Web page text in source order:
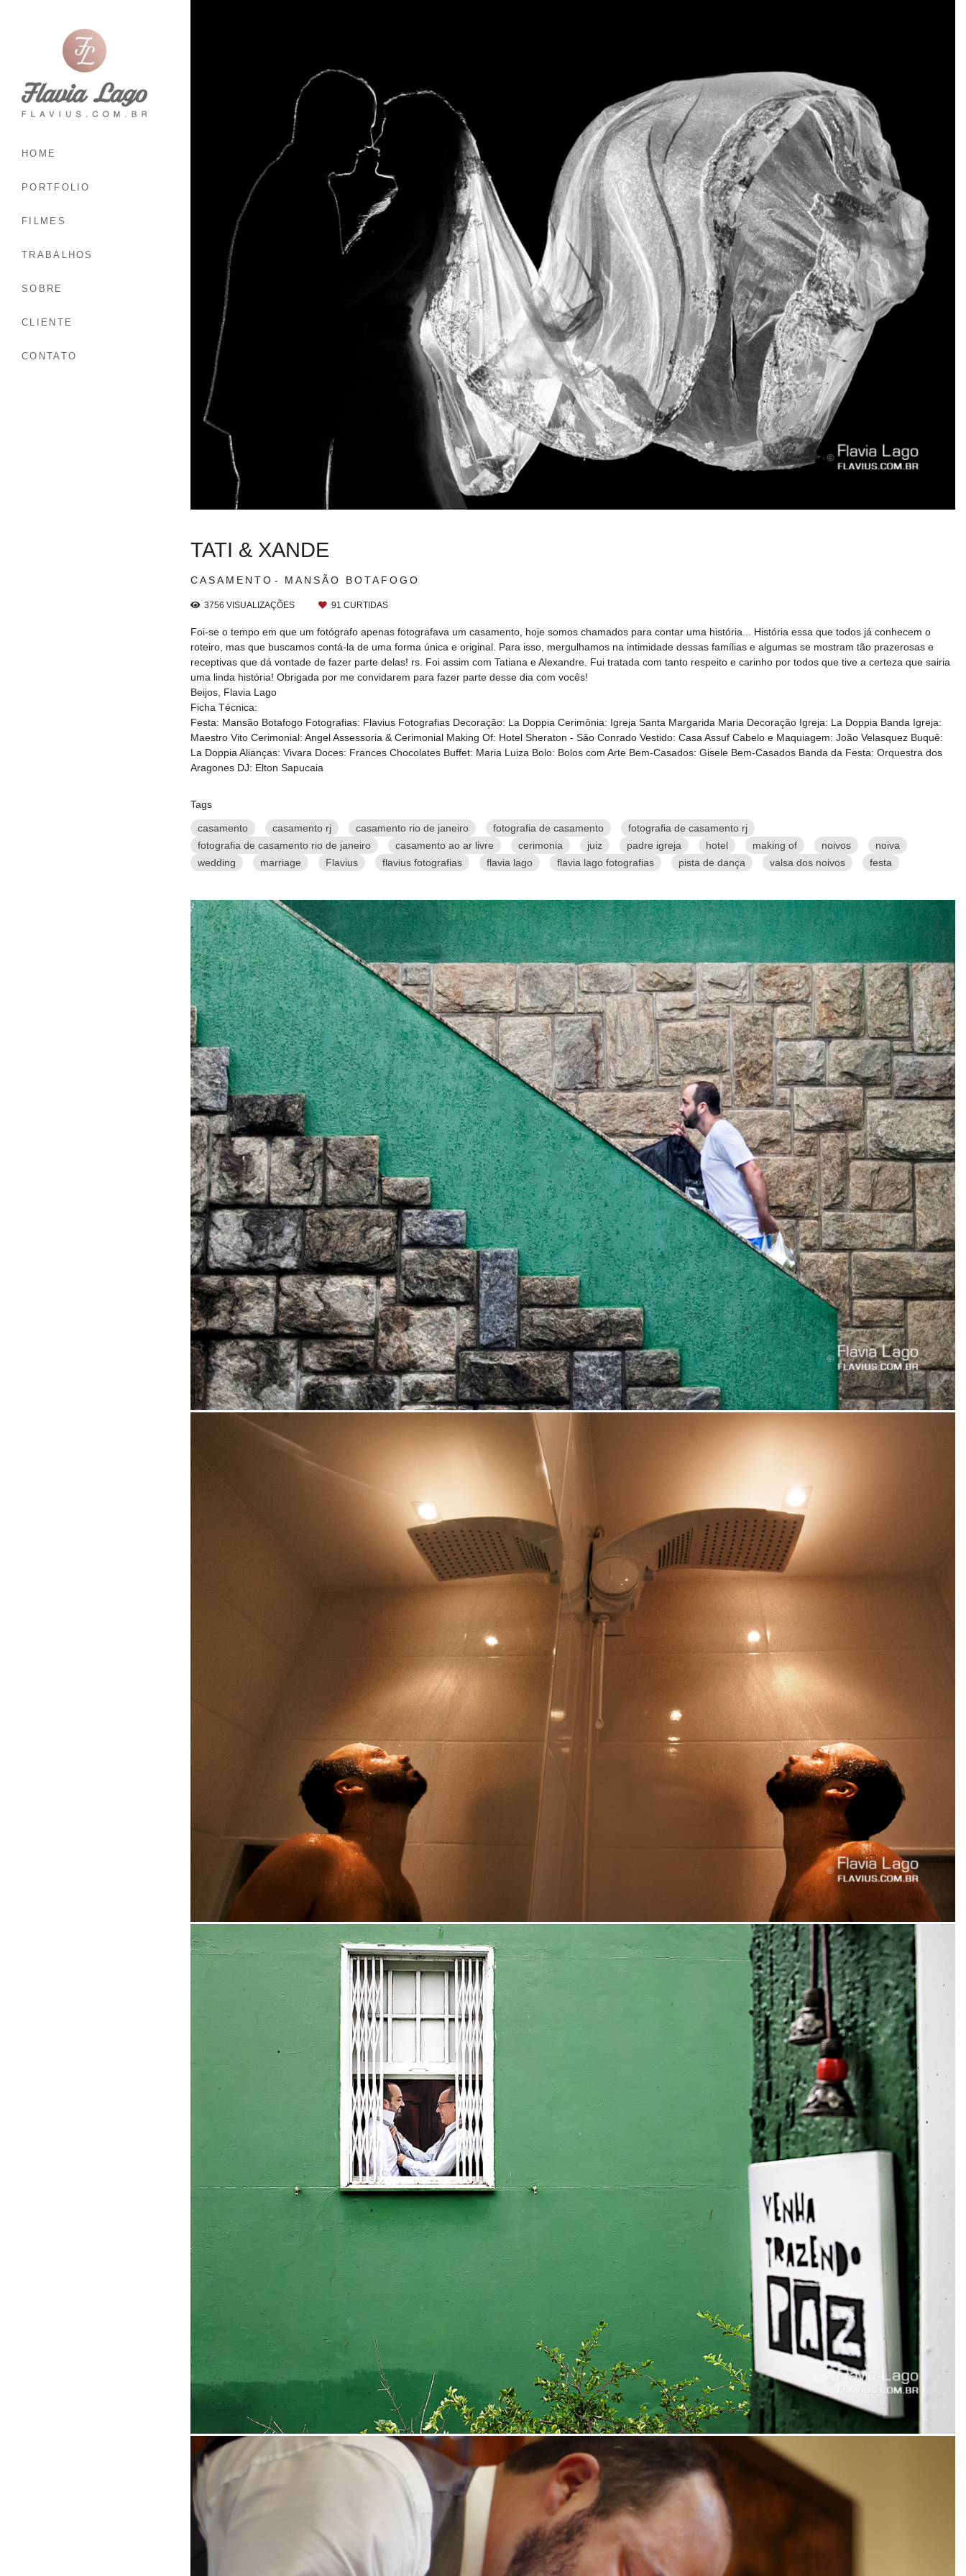
HOME
PORTFOLIO
FILMES
TRABALHOS
SOBRE
CLIENTE
CONTATO
CASAMENTO MANSÃO BOTAFOGO
TATI & XANDE
3756 VISUALIZAÇÕES 91 CURTIDAS
Foi-se o tempo em que um fotógrafo apenas fotografava um casamento, hoje somos chamados para contar uma história... História essa que todos já conhecem o
roteiro, mas que buscamos contá-la de uma forma única e original. Para isso, mergulhamos na intimidade dessas famílias e algumas se mostram tão prazerosas e
receptivas que dá vontade de fazer parte delas! rs. Foi assim com Tatiana e Alexandre. Fui tratada com tanto respeito e carinho por todos que tive a certeza que sairia
uma linda história! Obrigada por me convidarem para fazer parte desse dia com vocês!
Beijos, Flavia Lago
Ficha Técnica:
Festa: Mansão Botafogo Fotografias: Flavius Fotografias Decoração: La Doppia Cerimônia: Igreja Santa Margarida Maria Decoração Igreja: La Doppia Banda Igreja:
Maestro Vito Cerimonial: Angel Assessoria & Cerimonial Making Of: Hotel Sheraton - São Conrado Vestido: Casa Assuf Cabelo e Maquiagem: João Velasquez Buquê:
La Doppia Alianças: Vivara Doces: Frances Chocolates Buffet: Maria Luiza Bolo: Bolos com Arte Bem-Casados: Gisele Bem-Casados Banda da Festa: Orquestra dos
Aragones DJ: Elton Sapucaia
Tags
casamento casamento rj casamento rio de janeiro fotografia de casamento
fotografia de casamento rj
fotografia de casamento rio de janeiro
casamento ao ar livre cerimonia juiz padre igreja hotel making of noivos
noiva
wedding
marriage Flavius flavius fotografias flavia lago flavia lago fotografias pista de dança valsa dos noivos festa